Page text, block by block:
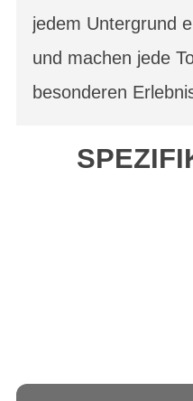
jedem Untergrund
und machen jede
besonderen